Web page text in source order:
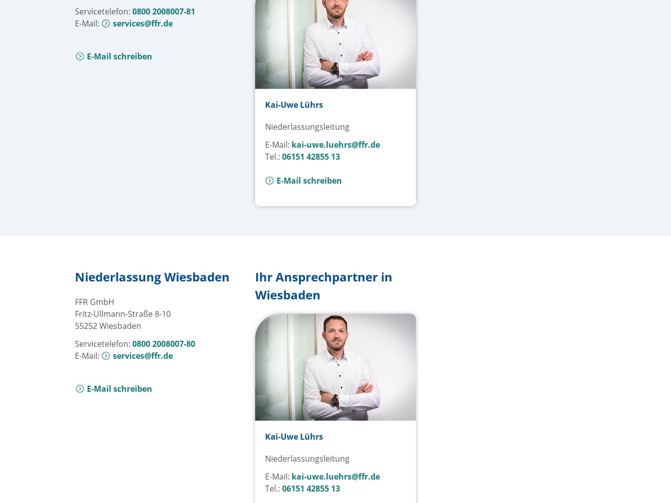
Servicetelefon: 0800 2008007-81
E-Mail:
services@ffr.de
E-Mail schreiben
Kai-Uwe Lührs
Niederlassungsleitung
E-Mail: kai-uwe.luehrs@ffr.de
Tel.:06151 42855 13
E-Mail schreiben
Niederlassung Wiesbaden
FFR GmbH
Fritz-Ullmann-Straße 8-10
55252 Wiesbaden
Servicetelefon: 0800 2008007-80
E-Mail:
services@ffr.de
E-Mail schreiben
Ihr Ansprechpartner in
Wiesbaden
Kai-Uwe Lührs
Niederlassungsleitung
E-Mail: kai-uwe.luehrs@ffr.de
Tel.:06151 42855 13